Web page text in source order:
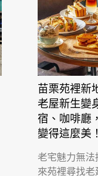
苗栗苑裡新
老屋新生變
宿、咖啡廳
變得這麼美！
老宅魅力無
來苑裡尋找